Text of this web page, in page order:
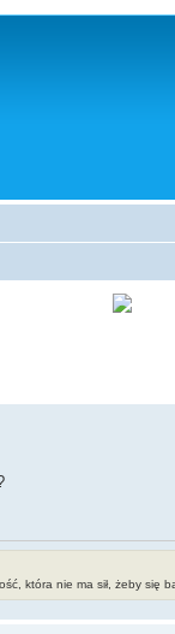
która nie ma sił, żeby się